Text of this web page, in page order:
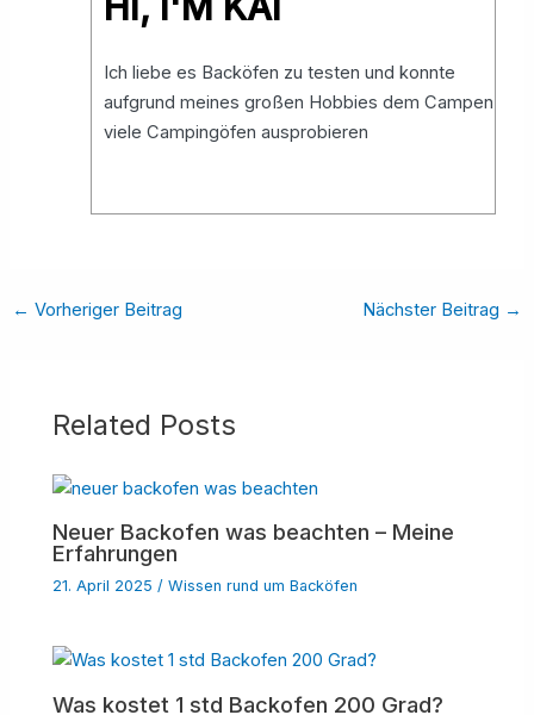
Ich liebe es Backöfen zu testen und konnte
aufgrund meines großen Hobbies dem Campen
viele Campingöfen ausprobieren
← Vorheriger Beitrag Nächster Beitrag →
Related Posts
Neuer Backofen was beachten – Meine
Erfahrungen
21. April 2025/Wissen rund um Backöfen
Was kostet 1 std Backofen 200 Grad?